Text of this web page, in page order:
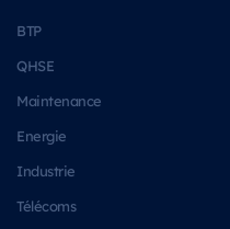
BTP
QHSE
Maintenance
Energie
Industrie
Télécoms